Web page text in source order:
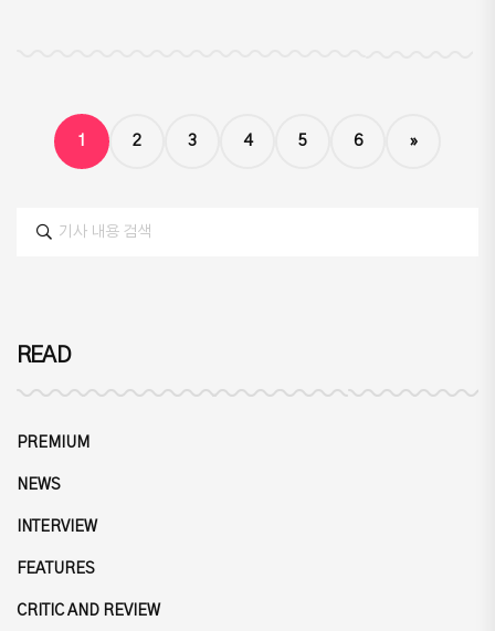
1 2 3 4 5 6 »
READ
PREMIUM
NEWS
INTERVIEW
FEATURES
CRITIC AND REVIEW